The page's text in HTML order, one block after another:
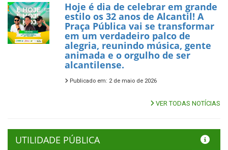
Hoje é dia de celebrar em grande
estilo os 32 anos de Alcantil! A
Praça Pública vai se transformar
em um verdadeiro palco de
alegria, reunindo música, gente
animada e o orgulho de ser
alcantilense.
Publicado em: 2 de maio de 2026
VER TODAS NOTÍCIAS
UTILIDADE PÚBLICA